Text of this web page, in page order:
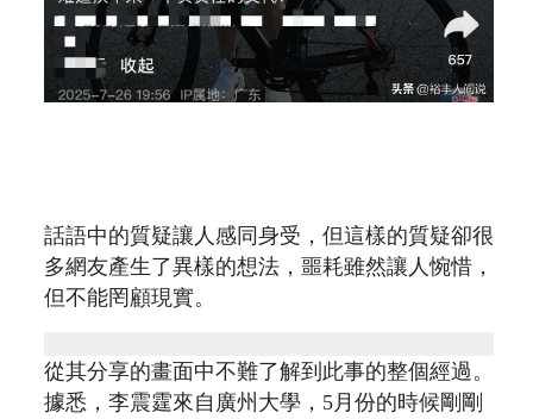
話語中的質疑讓人感同身受，但這樣的質疑卻很
多網友產生了異樣的想法，噩耗雖然讓人惋惜，
但不能罔顧現實。
從其分享的畫面中不難了解到此事的整個經過。
據悉，李震霆來自廣州大學，5月份的時候剛剛